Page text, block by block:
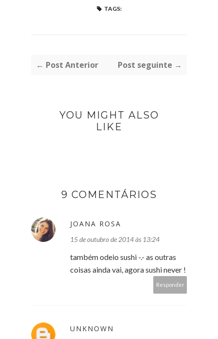
TAGS:
← Post Anterior Post seguinte →
YOU MIGHT ALSO
LIKE
9 COMENTÁRIOS
JOANA ROSA
15 de outubro de 2014 às 13:24
também odeio sushi -.- as outras
coisas ainda vai, agora sushi never !
Responder
UNKNOWN